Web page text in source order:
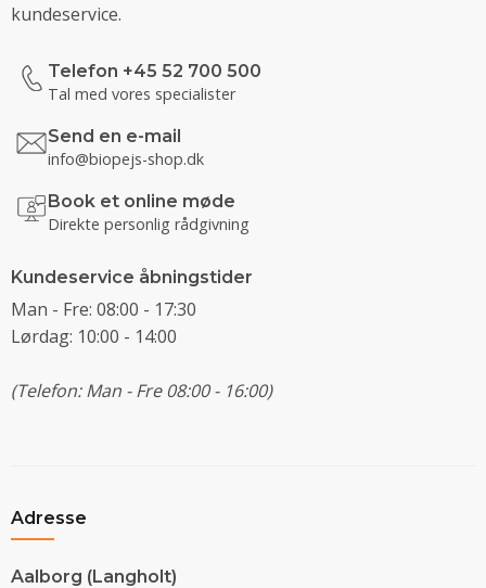
kundeservice.
Telefon +45 52 700 500
Tal med vores specialister
Send en e-mail
info@biopejs-shop.dk
Book et online møde
Direkte personlig rådgivning
Kundeservice åbningstider
Man - Fre: 08:00 - 17:30
Lørdag: 10:00 - 14:00
(Telefon: Man - Fre 08:00 - 16:00)
Adresse
Aalborg (Langholt)